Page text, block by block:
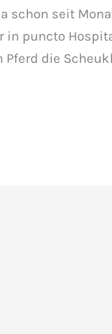
schon seit
puncto
die